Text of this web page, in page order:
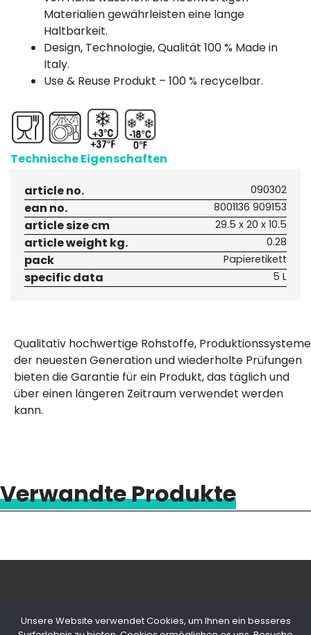
Materialien gewährleisten eine lange
Haltbarkeit.
Design, Technologie, Qualität 100 % Made in
Italy.
Use & Reuse Produkt – 100 % recycelbar.
Technische Eigenschaften
article no.
090302
ean no. 8001136 909153
article size cm 29.5 x 20 x 10.5
article weight kg. 0.28
pack Papieretikett
specific data 5 L
Qualitativ hochwertige Rohstoffe, Produktionssysteme
der neuesten Generation und wiederholte Prüfungen
bieten die Garantie für ein Produkt, das täglich und
über einen längeren Zeitraum verwendet werden
kann.
Verwandte Produkte
Unsere Website verwendet Cookies, um Ihnen ein besseres